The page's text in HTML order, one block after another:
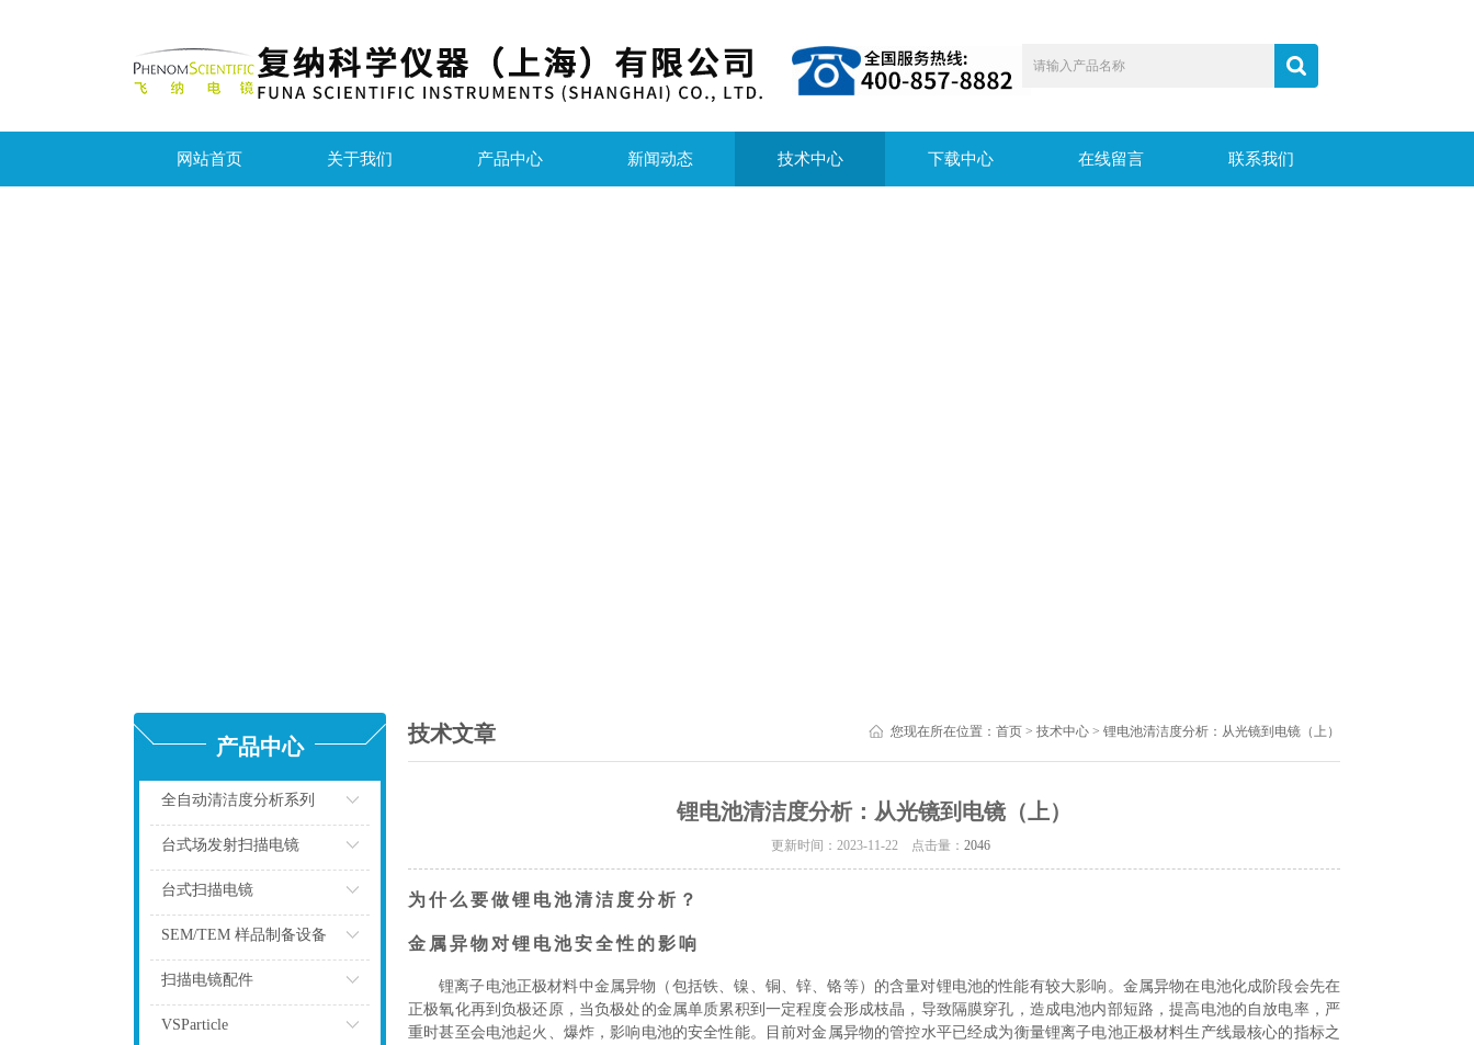
网站首页 关于我们 产品中心 新闻动态 技术中心 下载中心 在线留言 联系我们
产品中心
全自动清洁度分析系列
点击
台式场发射扫描电镜
台式扫描电镜
点击
SEM/TEM 样品制备设备
扫描电镜配件
VSParticle
技术文章 您现在所在位置： 首页 > 技术中心 > 锂电池清洁度分析：从光镜到电镜（上）
锂电池清洁度分析：从光镜到电镜（上）
更新时间：2023-11-22 点击量： 2046
为什么要做锂电池清洁度分析？
金属异物对锂电池安全性的影响
锂离子电池正极材料中金属异物（包括铁、镍、铜、锌、铬等）的含量对锂电池的性能有较大影响。金属异物在电池化成阶段会先在
正极氧化再到负极还原，当负极处的金属单质累积到一定程度会形成枝晶，导致隔膜穿孔，造成电池内部短路，提高电池的自放电率，严
重时甚至会电池起火、爆炸，影响电池的安全性能。目前对金属异物的管控水平已经成为衡量锂离子电池正极材料生产线最核心的指标之